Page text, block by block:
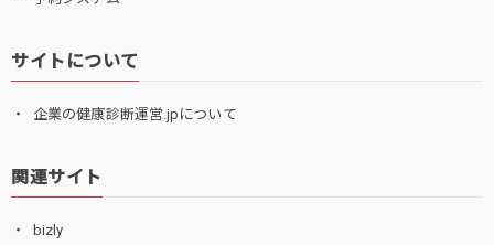
サイトについて
企業の健康診断運営.jpについて
関連サイト
bizly